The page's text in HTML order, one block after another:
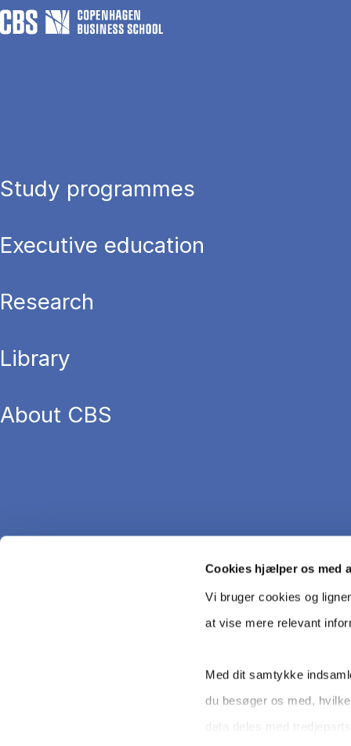
Cookies hjælper os med
Vi bruger cookies og
at vise mere relevant
Med dit samtykke
du besøger os med,
Study programmes
Executive education
Research
Library
About CBS